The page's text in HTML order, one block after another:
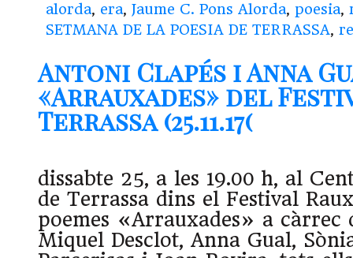
alorda, era, Jaume C. Pons Alorda, poesia,
SETMANA DE LA POESIA DE TERRASSA,
Antoni Clapés i Anna
«Arrauxades» del
Terrassa (25.11.17(
dissabte 25, a les 19.00 h, al
de Terrassa dins el Festival
poemes «Arrauxades» a càrrec
Miquel Desclot, Anna Gual,